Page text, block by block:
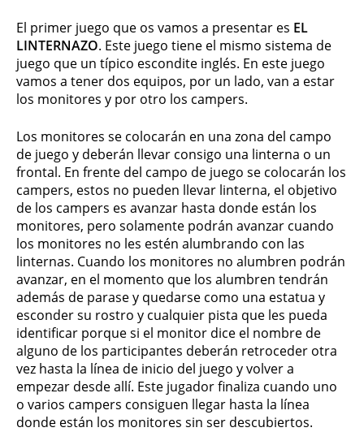
El primer juego que os vamos a presentar es EL
LINTERNAZO. Este juego tiene el mismo sistema de
juego que un típico escondite inglés. En este juego
vamos a tener dos equipos, por un lado, van a estar
los monitores y por otro los campers.
Los monitores se colocarán en una zona del campo
de juego y deberán llevar consigo una linterna o un
frontal. En frente del campo de juego se colocarán los
campers, estos no pueden llevar linterna, el objetivo
de los campers es avanzar hasta donde están los
monitores, pero solamente podrán avanzar cuando
los monitores no les estén alumbrando con las
linternas. Cuando los monitores no alumbren podrán
avanzar, en el momento que los alumbren tendrán
además de parase y quedarse como una estatua y
esconder su rostro y cualquier pista que les pueda
identificar porque si el monitor dice el nombre de
alguno de los participantes deberán retroceder otra
vez hasta la línea de inicio del juego y volver a
empezar desde allí. Este jugador finaliza cuando uno
o varios campers consiguen llegar hasta la línea
donde están los monitores sin ser descubiertos.